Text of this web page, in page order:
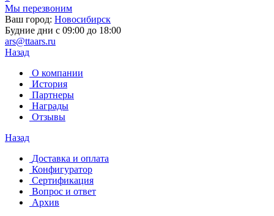
Мы перезвоним
Ваш город: Новосибирск
Будние дни с 09:00 до 18:00
ars@ttaars.ru
Назад
О компании
История
Партнеры
Награды
Отзывы
Назад
Доставка и оплата
Конфигуратор
Сертификация
Вопрос и ответ
Архив